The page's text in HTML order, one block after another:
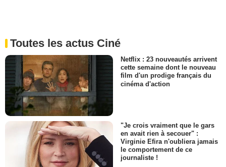
Toutes les actus Ciné
Netflix : 23 nouveautés arrivent
cette semaine dont le nouveau
film d'un prodige français du
cinéma d'action
"Je crois vraiment que le gars
en avait rien à secouer" :
Virginie Efira n'oubliera jamais
le comportement de ce
journaliste !